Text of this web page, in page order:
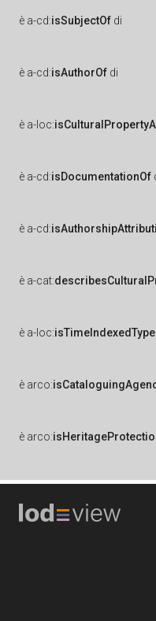
è a-cd:isSubjectOf di
è a-cd:isAuthorOf di
è a-loc:
è a-cd:isDocumentationOf
è a-cd:
è a-cat:
è a-loc:
è arco:
è arco: